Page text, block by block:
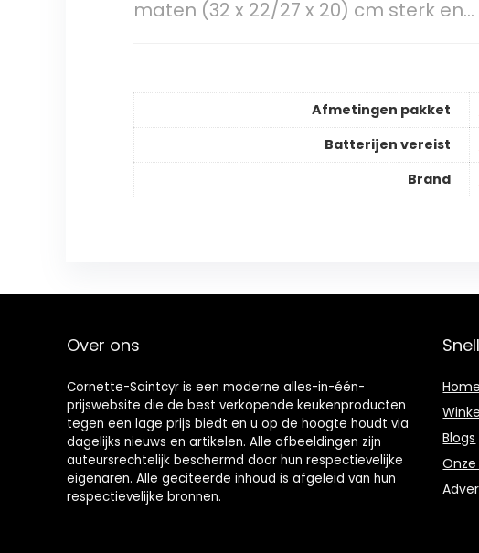
maten (32 x 22/27 x 20) cm sterk en…
Afmetingen pakket
Batterijen vereist
Brand
Over ons
Cornette-Saintcyr is een moderne alles-in-één-
prijswebsite die de best verkopende keukenproducten
tegen een lage prijs biedt en u op de hoogte houdt via
dagelijks nieuws en artikelen. Alle afbeeldingen zijn
auteursrechtelijk beschermd door hun respectievelijke
eigenaren. Alle geciteerde inhoud is afgeleid van hun
respectievelijke bronnen.
Home
Blogs